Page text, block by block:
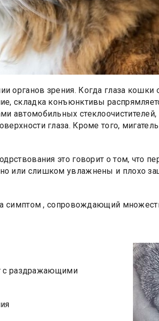
органов зрения. Когда глаза кошки
складка конъюнктивы
автомобильных
глаза. Кроме того,
это говорит о том, что
или слишком увлажнены и плохо
симптом , сопровождающий
с раздражающими